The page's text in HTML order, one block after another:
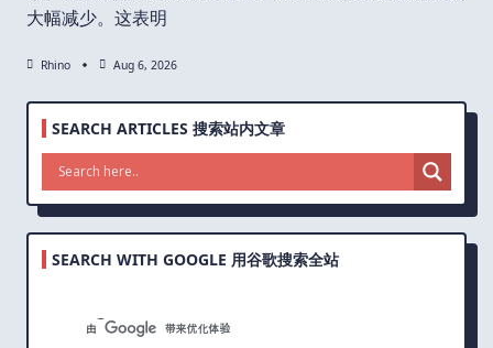
大幅减少。这表明
Rhino Aug 6, 2026
SEARCH ARTICLES 搜索站内文章
SEARCH WITH GOOGLE 用谷歌搜索全站